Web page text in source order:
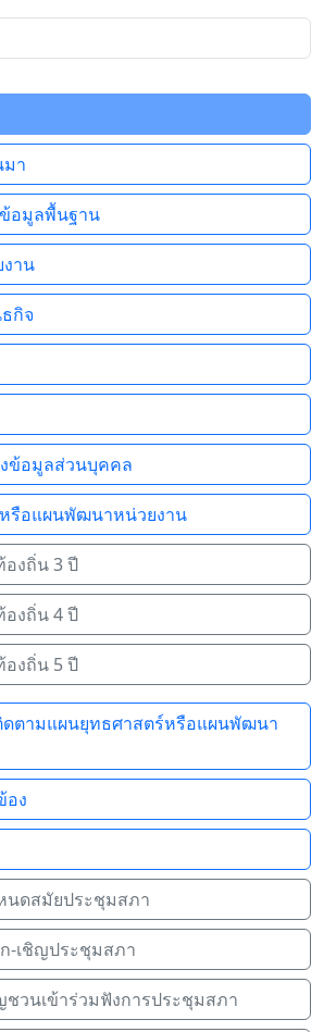
มา
อมูลพื้นฐาน
าน
กิจ
ข้อมูลส่วนบุคคล
รือแผนพัฒนาหน่วยงาน
งถิ่น 3 ปี
งถิ่น 4 ปี
งถิ่น 5 ปี
ดตามแผนยุทธศาสตร์หรือแผนพัฒนา
อง
นดสมัยประชุมสภา
ก-เชิญประชุมสภา
ชวนเข้าร่วมฟังการประชุมสภา